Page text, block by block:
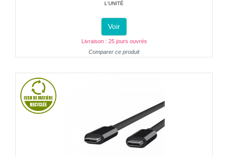
L'UNITÉ
Voir
Livraison : 25 jours ouvrés
Comparer ce produit